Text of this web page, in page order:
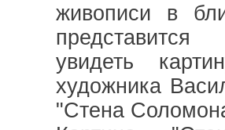
живописи в
увидеть
художника
"Стена